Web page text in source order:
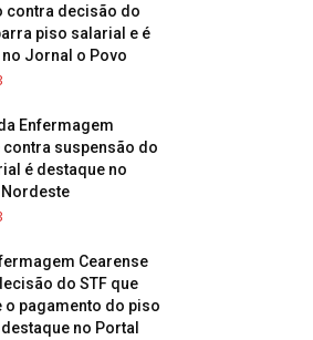
contra decisão do
piso salarial e é
Jornal o Povo
Enfermagem
contra suspensão do
é destaque no
Cearense
do STF que
o pagamento do piso
no Portal